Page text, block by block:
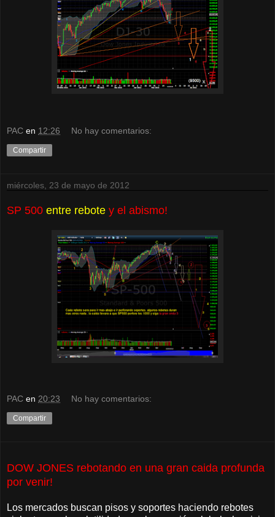
PAC en 12:26 No hay comentarios:
Compartir
miércoles, 23 de mayo de 2012
SP 500 entre rebote y el abismo!
PAC en 20:23 No hay comentarios:
Compartir
DOW JONES rebotando en una gran caida profunda
por venir!
Los mercados buscan pisos y soportes haciendo rebotes